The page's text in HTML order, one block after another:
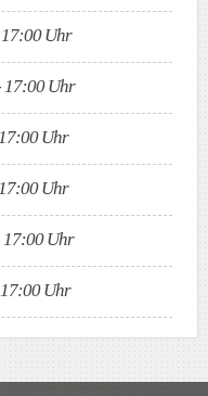
Uhr
17:00 Uhr
Uhr
Uhr
17:00 Uhr
Uhr